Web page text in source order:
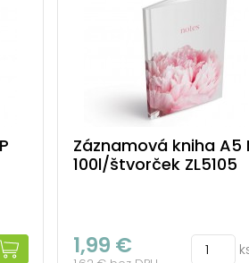
Záznamová kniha A5
100l/štvorček ZL5105
1,99 €